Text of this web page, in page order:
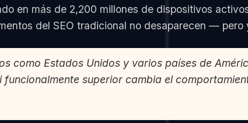
en más de 2,200 millones de dispositivos
del SEO tradicional no desaparecen — pero
como Estados Unidos y varios países de
superior cambia el